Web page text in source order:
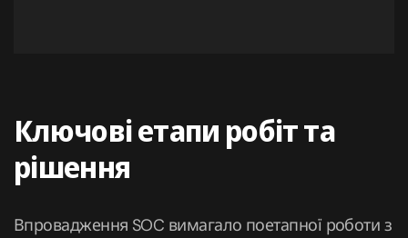
Ключові етапи робіт та
рішення
Впровадження SOC вимагало поетапної роботи з